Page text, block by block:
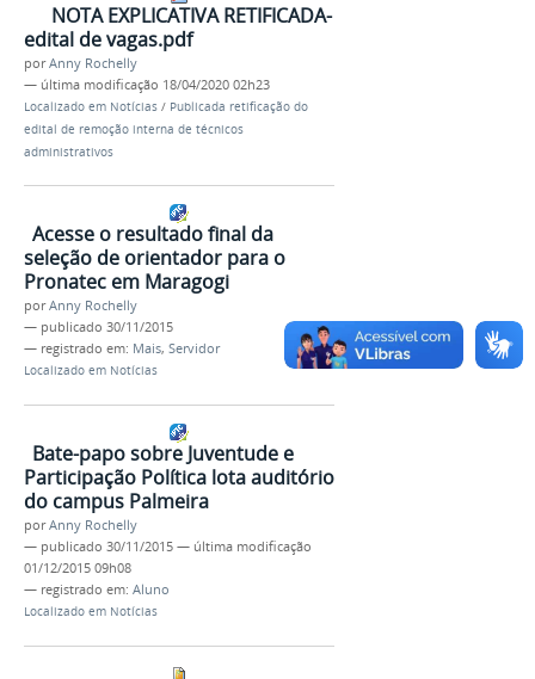
NOTA EXPLICATIVA RETIFICADA-
edital de vagas.pdf
porAnny Rochelly
— última modificação 18/04/2020 02h23
Localizado em Notícias / Publicada retificação do
edital de remoção interna de técnicos
administrativos
Acesse o resultado final da
seleção de orientador para o
Pronatec em Maragogi
porAnny Rochelly
— publicado 30/11/2015
— registrado em: Mais, Servidor
Localizado em Notícias
Bate-papo sobre Juventude e
Participação Política lota auditório
do campus Palmeira
porAnny Rochelly
— publicado 30/11/2015 — última modificação
01/12/2015 09h08
— registrado em: Aluno
Localizado em Notícias